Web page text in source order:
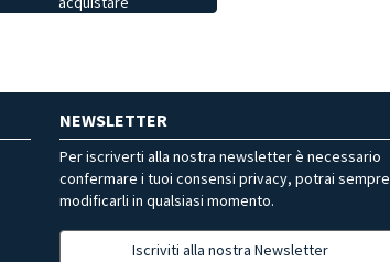
NEWSLETTER
Per iscriverti alla nostra newsletter è necessario
confermare i tuoi consensi privacy, potrai sempre
modificarli in qualsiasi momento.
Iscriviti alla nostra Newsletter